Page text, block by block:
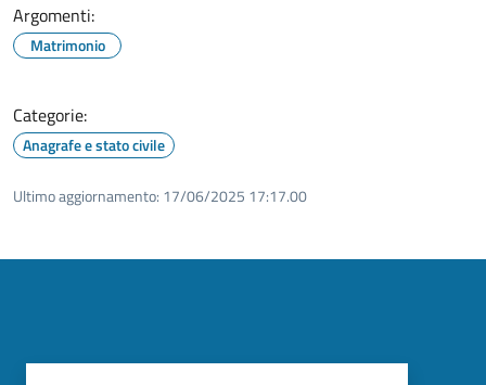
Argomenti:
Matrimonio
Categorie:
Anagrafe e stato civile
Ultimo aggiornamento: 17/06/2025 17:17.00